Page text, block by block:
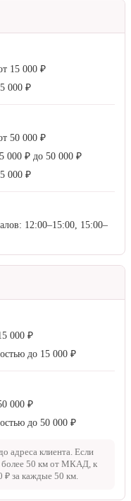
15 000 ₽
000 ₽
50 000 ₽
000 ₽ до 50 000 ₽
000 ₽
12:00–15:00, 15:00–
000 ₽
до 15 000 ₽
000 ₽
до 50 000 ₽
адреса клиента. Если
50 км от МКАД, к
₽ за каждые 50 км